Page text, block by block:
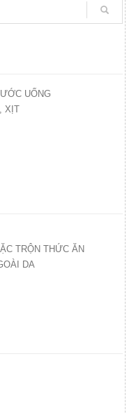
UỐNG
XỊT
TRỘN THỨC ĂN
DA